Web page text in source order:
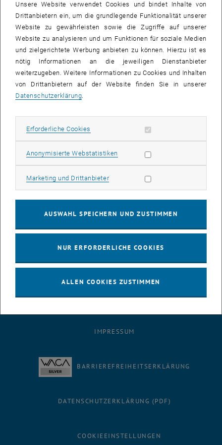
Die Studienassistent_innen des <link http: www.tuwien.ac.at dle pr
studieninfo_marketing _blank>Büros für Öffentlichkeitsarbeit sind
quer durch Österreich unterwegs, um Studieninteressierte, Eltern
und Lehrer_innen mit aktuellen Informationen rund um das
Studienangebot der TU Wien zu versorgen. Im persönlichen
Gespräch können so die grundlegenden Fragen beantwortet werden
bzw. auf das weitere Informationsangebot und die Servicestellen an
der TU Wien hingewiesen werden.
bei der<link http: www.tuwien.ac.at lehre _blank> Studienwahl.
Wann und wo?
<link http: www.bestinfo.at>www.bestinfo.at
Während der Messezeiten entfallen die Beratungstermine des Büros
fachschaften _blank>Fachschaften.
IMPRESSUM
BARRIEREFREIHEITSERKLÄRUNG
DATENSCHUTZERKLÄRUNG (PDF)
COOKIEEINSTELLUNGEN
Unsere Website verwendet Cookies und bindet Inhalte von
Drittanbietern ein, um die grundlegende Funktionalität unserer
Website zu gewährleisten sowie die Zugriffe auf unserer
Website zu analysieren und um Funktionen für soziale Medien
und zielgerichtete Werbung anbieten zu können. Hierzu ist es
nötig Informationen an die jeweiligen Dienstanbieter
weiterzugeben. Weitere Informationen zu Cookies und Inhalten
von Drittanbietern auf der Website finden Sie in unserer
Datenschutzerklärung.
Erforderliche Cookies Erforderliche Cookies zulassen
Anonymisierte WebstatistikenStatistik Cookies zulassen
Marketing und DrittanbieterMarketing Cookies zulassen
AUSWAHL SPEICHERN UND ZUSTIMMEN
NUR ERFORDERLICHE COOKIES
ALLEN COOKIES ZUSTIMMEN